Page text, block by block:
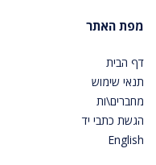
מפת האתר
דף הבית
תנאי שימוש
מחברים\ות
הגשת כתבי יד
English